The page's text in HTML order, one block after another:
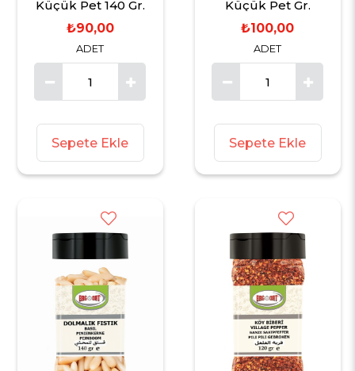
Küçük Pet 140 Gr.
ADET
₺90,00
Sepete Ekle
Küçük Pet Gr.
ADET
₺100,00
Sepete Ekle